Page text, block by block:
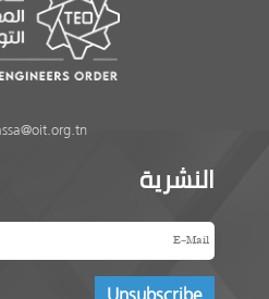
النشرية